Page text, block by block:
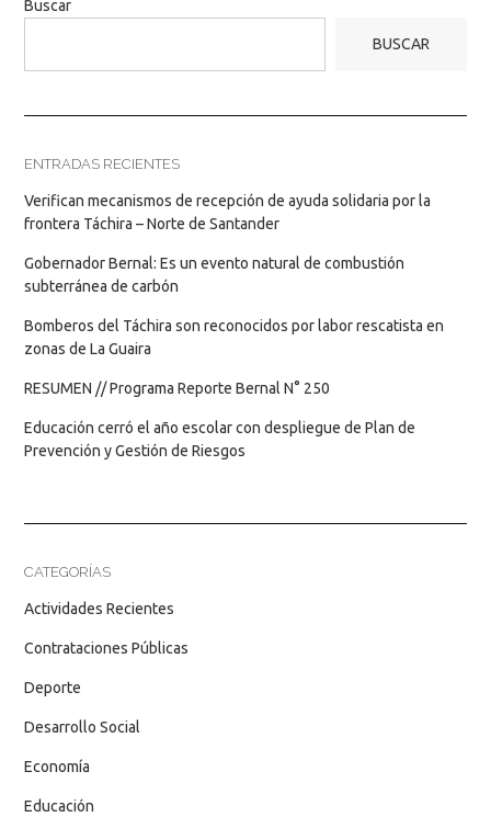
Buscar
BUSCAR
ENTRADAS RECIENTES
Verifican mecanismos de recepción de ayuda solidaria por la
frontera Táchira – Norte de Santander
Gobernador Bernal: Es un evento natural de combustión
subterránea de carbón
Bomberos del Táchira son reconocidos por labor rescatista en
zonas de La Guaira
RESUMEN // Programa Reporte Bernal N° 250
Educación cerró el año escolar con despliegue de Plan de
Prevención y Gestión de Riesgos
CATEGORÍAS
Actividades Recientes
Contrataciones Públicas
Deporte
Desarrollo Social
Economía
Educación